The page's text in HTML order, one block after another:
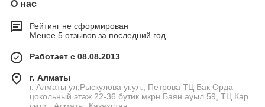
О нас
Рейтинг не сформирован
Менее 5 отзывов за последний год
Работает с 08.08.2013
г. Алматы
г. Алматы ул,Рыскулова уг.ул., Петрова ТЦ Бак Орда
цокольный этаж 22-36 бутик мкрн Баян ауыл 59, ТЦ Кар